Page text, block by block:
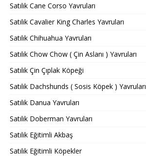
Satılık Cane Corso Yavruları
Satılık Cavalier King Charles Yavruları
Satılık Chihuahua Yavruları
Satılık Chow Chow ( Çin Aslanı ) Yavruları
Satılık Çin Çıplak Köpeği
Satılık Dachshunds ( Sosis Köpek ) Yavruları
Satılık Danua Yavruları
Satılık Doberman Yavruları
Satılık Eğitimli Akbaş
Satılık Eğitimli Köpekler